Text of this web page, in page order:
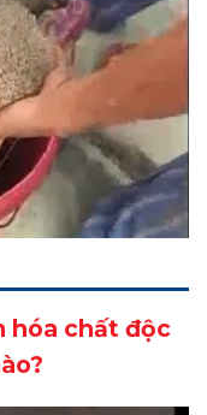
hóa chất độc